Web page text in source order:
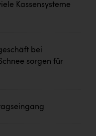
Kassensysteme
bei
sorgen für